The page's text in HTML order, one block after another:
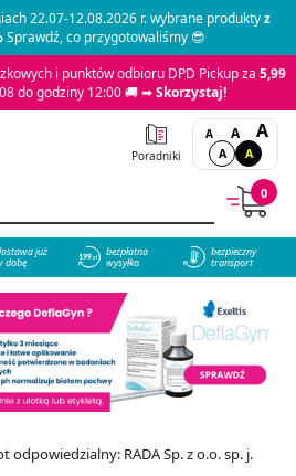
22.07-12.08.2026 r. wybrane produktyz
Sprawdź, co przygotowaliśmy 😎
i punktów odbioru DPD Pickup za 5,99
do godziny 12:00 🚚 ➡Skorzystaj!
Poradniki
A A A
A A
0
już
dobę
bezpłatna
wysyłka
bezpieczny
transport
odpowiedzialny: RADA Sp. z o.o. sp. j.